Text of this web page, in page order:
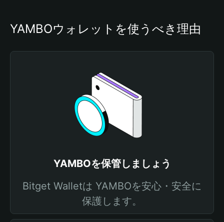
YAMBOウォレットを使うべき理由
YAMBOを保管しましょう
Bitget Walletは YAMBOを安心・安全に
保護します。